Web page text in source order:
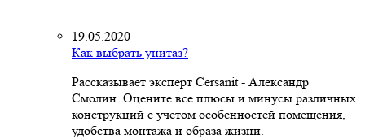
19.05.2020
Как выбрать унитаз?
Рассказывает эксперт Cersanit - Александр
Смолин. Оцените все плюсы и минусы различных
конструкций с учетом особенностей помещения,
удобства монтажа и образа жизни.